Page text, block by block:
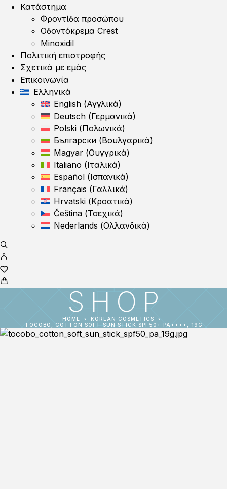
Κατάστημα
Φροντίδα προσώπου
Οδοντόκρεμα Crest
Minoxidil
Πολιτική επιστροφής
Σχετικά με εμάς
Επικοινωνία
Ελληνικά
English (Αγγλικά)
Deutsch (Γερμανικά)
Polski (Πολωνικά)
Български (Βουλγαρικά)
Magyar (Ουγγρικά)
Italiano (Ιταλικά)
Español (Ισπανικά)
Français (Γαλλικά)
Hrvatski (Κροατικά)
Čeština (Τσεχικά)
Nederlands (Ολλανδικά)
SHOP
HOME
KOREAN COSMETICS
TOCOBO, COTTON SOFT SUN STICK SPF50+ PA++++, 19G